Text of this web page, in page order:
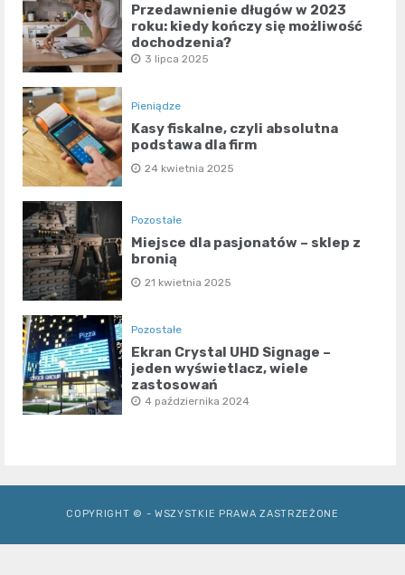
Przedawnienie długów w 2023
roku: kiedy kończy się możliwość
dochodzenia?
3 lipca 2025
Pieniądze
Kasy fiskalne, czyli absolutna
podstawa dla firm
24 kwietnia 2025
Pozostałe
Miejsce dla pasjonatów – sklep z
bronią
21 kwietnia 2025
Pozostałe
Ekran Crystal UHD Signage –
jeden wyświetlacz, wiele
zastosowań
4 października 2024
COPYRIGHT © - WSZYSTKIE PRAWA ZASTRZEŻONE